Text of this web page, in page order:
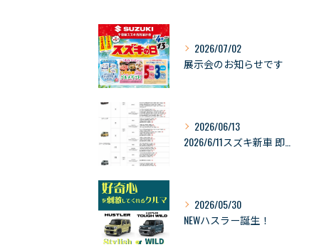
2026/07/02
展示会のお知らせです
2026/06/13
2026/05/30
NEWハスラー誕生！